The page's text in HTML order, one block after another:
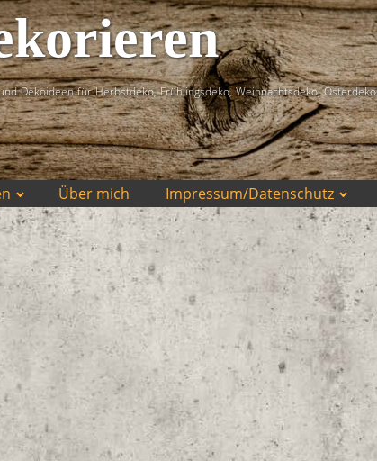
Dekoideen für Herbstdeko, Frühlingsdeko, Weihnachtsdeko, Osterdeko
Über mich Impressum/Datenschutz